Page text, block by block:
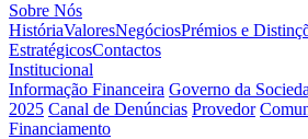
Sobre Nós
HistóriaValoresNegóciosPrémios e
EstratégicosContactos
Institucional
Informação Financeira Governo da
2025 Canal de Denúncias Provedor
Financiamento